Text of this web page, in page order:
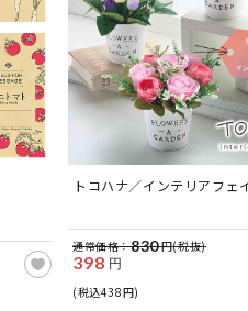
トコハナ／インテリアフェ
通常価格：830円(税抜)
398 円
(税込438円)